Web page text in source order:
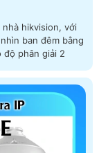
nhà hikvision, với
ban đêm bằng
độ phân giải 2